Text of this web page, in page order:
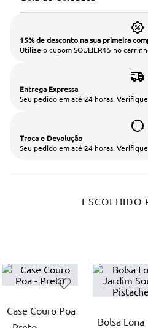
15% de desconto na sua primeira
Utilize o cupom SOULIER15 no
Entrega Expressa
Seu pedido em até 24 horas.
Troca e Devolução
Seu pedido em até 24 horas.
ESCOLHIDO
Case Couro Poa
Bolsa Lona